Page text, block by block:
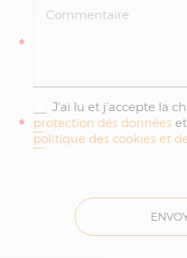
*
*
J'ai lu et j'accepte la
protection des données
politique des cookies et